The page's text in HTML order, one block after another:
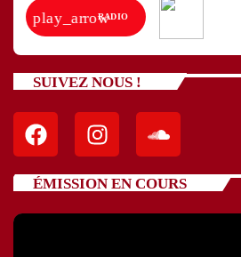
play_arrowRADIO
SUIVEZ NOUS !
ÉMISSION EN COURS